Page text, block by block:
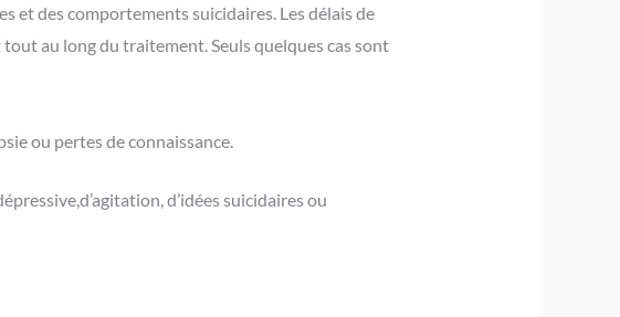
et des comportements suicidaires. Les délais de
au long du traitement. Seuls quelques cas sont
ou pertes de connaissance.
d’idées suicidaires ou